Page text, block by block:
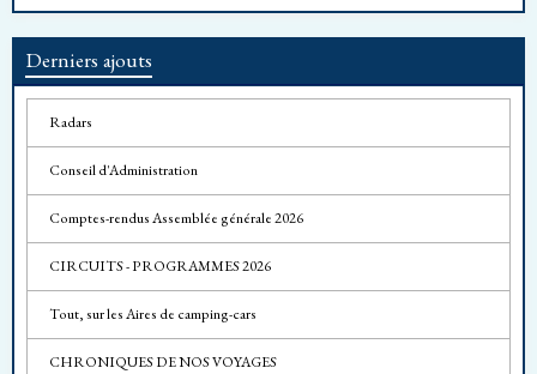
Derniers ajouts
Radars
Conseil d'Administration
Comptes-rendus Assemblée générale 2026
CIRCUITS - PROGRAMMES 2026
Tout, sur les Aires de camping-cars
CHRONIQUES DE NOS VOYAGES